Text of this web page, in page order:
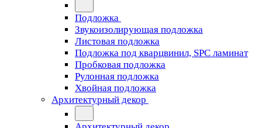
Подложка
Звукоизолирующая подложка
Листовая подложка
Подложка под кварцвинил, SPC ламинат
Пробковая подложка
Рулонная подложка
Хвойная подложка
Архитектурный декор